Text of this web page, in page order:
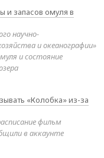
и запасов омуля в
научно-
и океанографии»
и состояние
«Колобка» из-за
фильм
в аккаунте